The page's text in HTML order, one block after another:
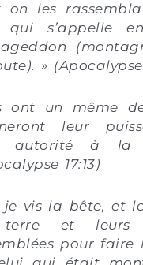
on les
qui s’appelle
» (Apocalypse
ont un même
leur
autorité à la
17:13)
je vis la bête, et
et leurs
pour faire